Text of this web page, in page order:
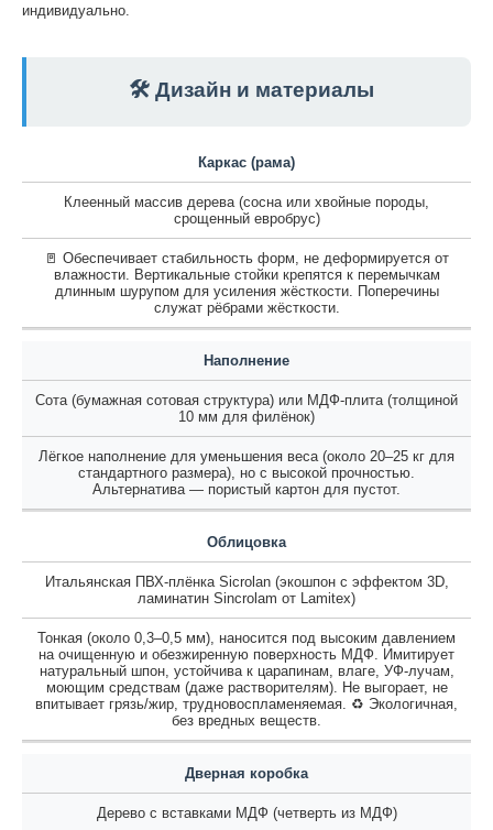
индивидуально.
🛠️ Дизайн и материалы
Каркас (рама)
Клеенный массив дерева (сосна или хвойные породы,
срощенный евробрус)
🚪 Обеспечивает стабильность форм, не деформируется от
влажности. Вертикальные стойки крепятся к перемычкам
длинным шурупом для усиления жёсткости. Поперечины
служат рёбрами жёсткости.
Наполнение
Сота (бумажная сотовая структура) или МДФ-плита (толщиной
10 мм для филёнок)
Лёгкое наполнение для уменьшения веса (около 20–25 кг для
стандартного размера), но с высокой прочностью.
Альтернатива — пористый картон для пустот.
Облицовка
Итальянская ПВХ-плёнка Sicrolan (экошпон с эффектом 3D,
ламинатин Sincrolam от Lamitex)
Тонкая (около 0,3–0,5 мм), наносится под высоким давлением
на очищенную и обезжиренную поверхность МДФ. Имитирует
натуральный шпон, устойчива к царапинам, влаге, УФ-лучам,
моющим средствам (даже растворителям). Не выгорает, не
впитывает грязь/жир, трудновоспламеняемая. ♻️ Экологичная,
без вредных веществ.
Дверная коробка
Дерево с вставками МДФ (четверть из МДФ)